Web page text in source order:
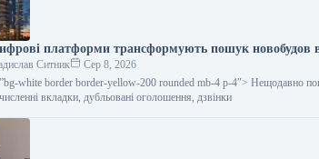
платформи трансформують пошук новобудов
Ситник
Сер 8, 2026
white border border-yellow-200 rounded mb-4 p-4″> Нещодавно
вкладки, дубльовані оголошення, дзвінки